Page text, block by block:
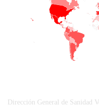
Dirección General de Sanidad